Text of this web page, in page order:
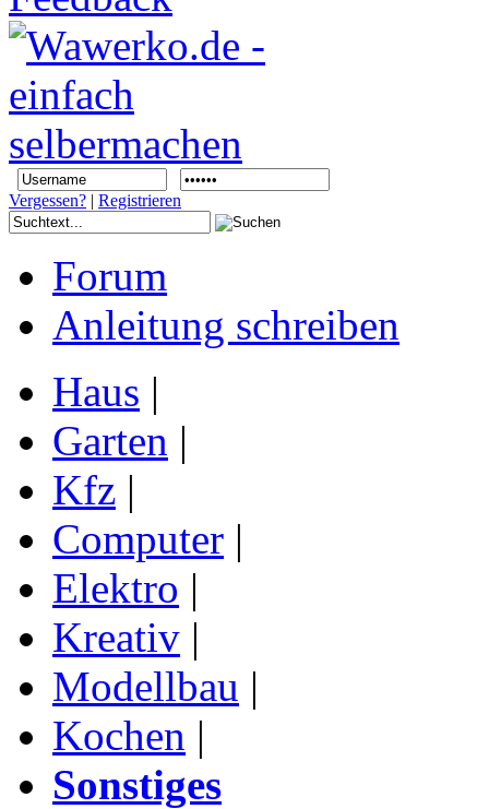
Vergessen? | Registrieren
Forum
Anleitung schreiben
Haus |
Garten |
Kfz |
Computer |
Elektro |
Kreativ |
Modellbau |
Kochen |
Sonstiges